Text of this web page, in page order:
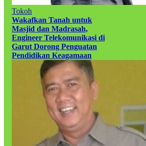
Tokoh
Wakafkan Tanah untuk
Masjid dan Madrasah,
Engineer Telekomunikasi di
Garut Dorong Penguatan
Pendidikan Keagamaan